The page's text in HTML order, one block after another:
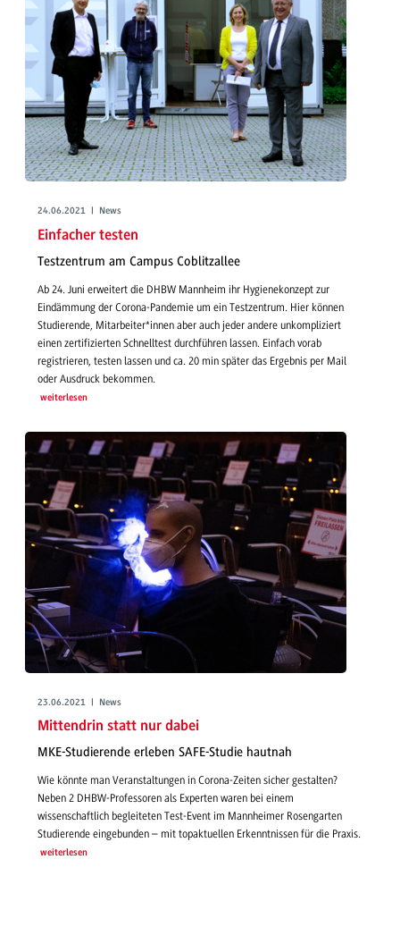
24.06.2021 | News
Einfacher testen
Testzentrum am Campus Coblitzallee
Ab 24. Juni erweitert die DHBW Mannheim ihr Hygienekonzept zur
Eindämmung der Corona-Pandemie um ein Testzentrum. Hier können
Studierende, Mitarbeiter*innen aber auch jeder andere unkompliziert
einen zertifizierten Schnelltest durchführen lassen. Einfach vorab
registrieren, testen lassen und ca. 20 min später das Ergebnis per Mail
oder Ausdruck bekommen.
weiterlesen
23.06.2021 | News
Mittendrin statt nur dabei
MKE-Studierende erleben SAFE-Studie hautnah
Wie könnte man Veranstaltungen in Corona-Zeiten sicher gestalten?
Neben 2 DHBW-Professoren als Experten waren bei einem
wissenschaftlich begleiteten Test-Event im Mannheimer Rosengarten
Studierende eingebunden – mit topaktuellen Erkenntnissen für die Praxis.
weiterlesen